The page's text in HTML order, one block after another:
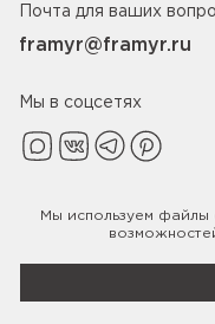
Почта для ваших
framyr@framyr.ru
Мы в соцсетях
Политика
Мы используем файлы